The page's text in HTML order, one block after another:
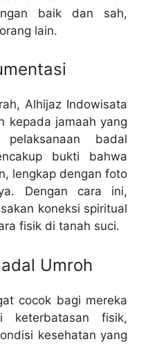
baik dan sah,
lain.
Alhijaz Indowisata
kepada jamaah yang
pelaksanaan badal
bukti bahwa
lengkap dengan foto
Dengan cara ini,
koneksi spiritual
fisik di tanah suci.
Umroh
cocok bagi mereka
keterbatasan fisik,
kesehatan yang